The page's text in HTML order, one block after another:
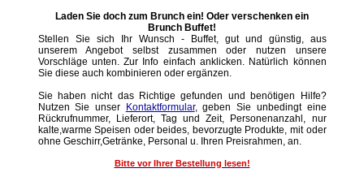
Laden Sie doch zum Brunch ein! Oder verschenken ein
Brunch Buffet!
Stellen Sie sich Ihr Wunsch - Buffet, gut und günstig, aus
unserem Angebot selbst zusammen oder nutzen unsere
Vorschläge unten. Zur Info einfach anklicken. Natürlich können
Sie diese auch kombinieren oder ergänzen.
Sie haben nicht das Richtige gefunden und benötigen Hilfe?
Nutzen Sie unser
Kontaktformular, geben Sie unbedingt eine
Rückrufnummer, Lieferort, Tag und Zeit, Personenanzahl, nur
kalte,warme Speisen oder beides, bevorzugte Produkte, mit oder
ohne Geschirr,Getränke, Personal u. Ihren Preisrahmen, an.
Bitte vor Ihrer Bestellung lesen!